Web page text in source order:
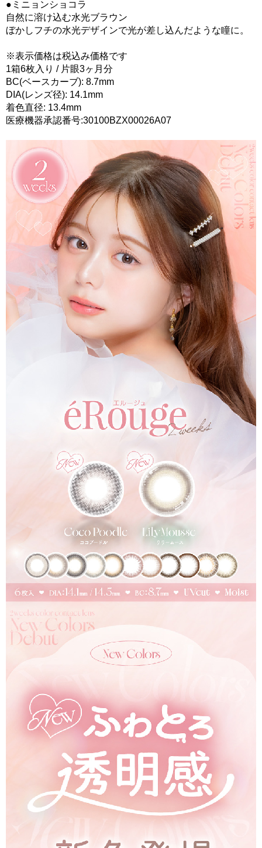
●ミニョンショコラ
自然に溶け込む水光ブラウン
ぼかしフチの水光デザインで光が差し込んだような瞳に。
※表示価格は税込み価格です
1箱6枚入り / 片眼3ヶ月分
BC(ベースカーブ): 8.7mm
DIA(レンズ径): 14.1mm
着色直径: 13.4mm
医療機器承認番号:30100BZX00026A07